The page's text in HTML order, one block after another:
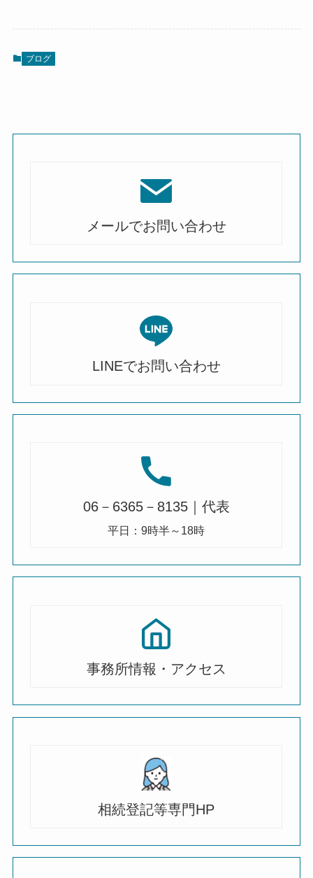
ブログ
メールでお問い合わせ
LINEでお問い合わせ
06－6365－8135｜代表
平日：9時半～18時
事務所情報・アクセス
相続登記等専門HP